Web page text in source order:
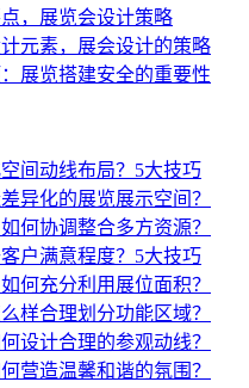
，展览会设计策略
元素，展会设计的策略
展览搭建安全的重要性
间动线布局？5大技巧
异化的展览展示空间？
何协调整合多方资源？
户满意程度？5大技巧
何充分利用展位面积？
样合理划分功能区域？
设计合理的参观动线？
营造温馨和谐的氛围？